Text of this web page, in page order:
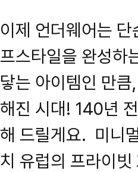
이제 언더웨어는
프스타일을 완성하
닿는 아이템인 만
해진 시대! 140년
해 드릴게요. 미니
치 유럽의 프라이